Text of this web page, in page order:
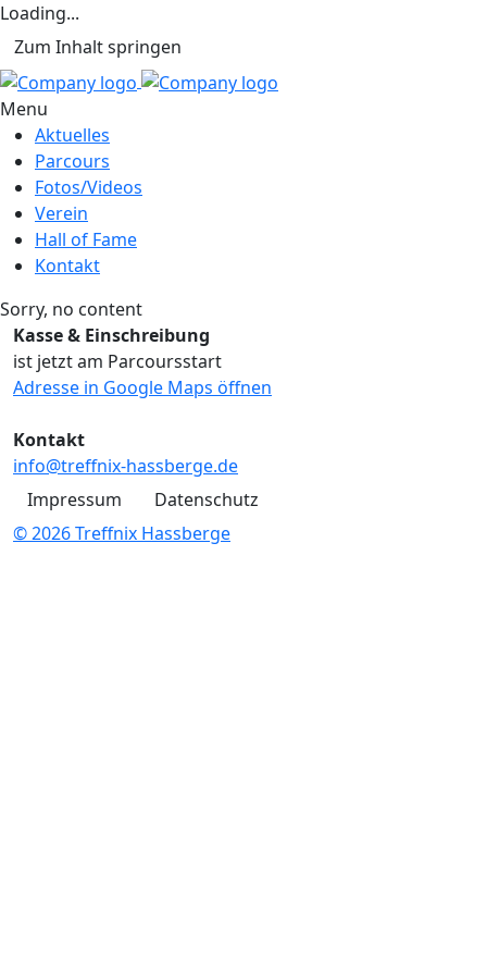
Loading...
Zum Inhalt springen
Menu
Aktuelles
Parcours
Fotos/Videos
Verein
Hall of Fame
Kontakt
Sorry, no content
Kasse & Einschreibung
ist jetzt am Parcoursstart
Adresse in Google Maps öffnen
Kontakt
info@treffnix-hassberge.de
Impressum
Datenschutz
© 2026 Treffnix Hassberge